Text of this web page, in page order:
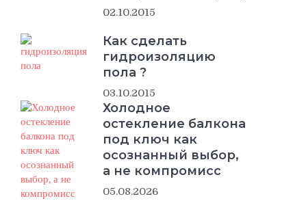
02.10.2015
Как сделать
гидроизоляцию
пола ?
03.10.2015
Холодное
остекление балкона
под ключ как
осознанный выбор,
а не компромисс
05.08.2026